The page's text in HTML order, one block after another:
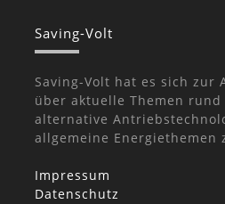
Saving-Volt
Saving-Volt hat es sich zur
über aktuelle Themen
alternative
allgemeine Energiethemen
Impressum
Datenschutz